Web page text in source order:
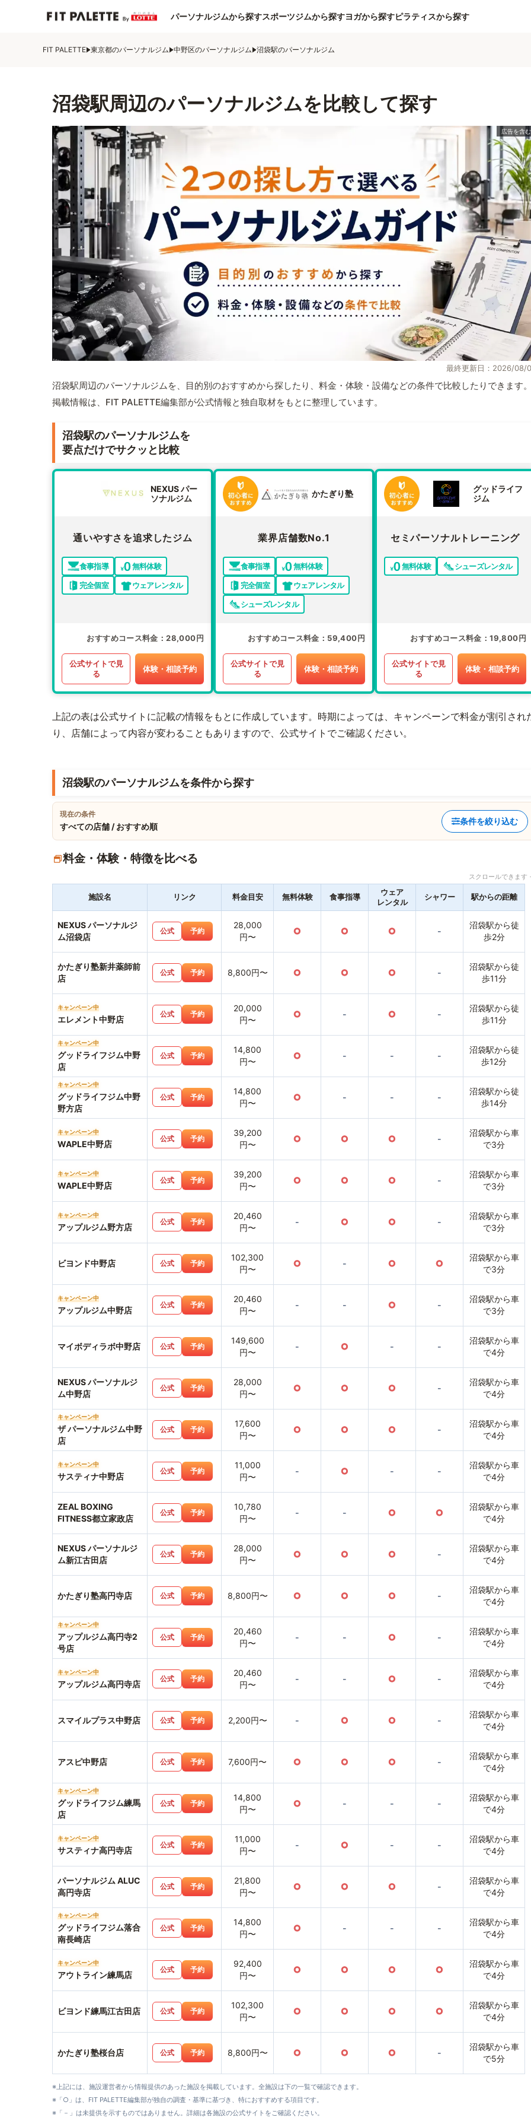
パーソナルジムから探すスポーツジムから探すヨガから探すピラティスから探す
FIT PALETTE 東京都のパーソナルジム 中野区のパーソナルジム 沼袋駅のパーソナルジム
沼袋駅周辺のパーソナルジムを比較して探す
最終更新日：2026/08/
沼袋駅周辺のパーソナルジムを、目的別のおすすめから探したり、料金・体験・設備などの条件で比較したりできます
掲載情報は、FIT PALETTE編集部が公式情報と独自取材をもとに整理しています。
沼袋駅のパーソナルジムを
要点だけでサクッと比較
NEXUS パー
ソナルジム
通いやすさを追求したジム
食事指導
無料体験
完全個室
ウェアレンタル
おすすめコース料金 28,000円
公式サイトで見
る
体験・相談予約
かたぎり塾
業界店舗数No.1
食事指導
無料体験
完全個室
ウェアレンタル
シューズレンタル
おすすめコース料金 59,400円
公式サイトで見
る
体験・相談予約
グッドライフ
ジム
セミパーソナルトレーニング
無料体験 シューズレンタル
おすすめコース料金 19,800円
公式サイトで見
る
体験・相談予約
上記の表は公式サイトに記載の情報をもとに作成しています。時期によっては、キャンペーンで料金が割引され
り、店舗によって内容が変わることもありますので、公式サイトでご確認ください。
沼袋駅のパーソナルジムを条件から探す
現在の条件
すべての店舗 / おすすめ順
条件を絞り込む
料金・体験・特徴を比べる
スクロールできま
施設名 リンク 料金目安 無料体験 食事指導
ウェア
レンタル
シャワー 駅からの距離
NEXUS パーソナルジ
ム沼袋店
公式 予約
28,000
円〜
○ ○ ○ -
沼袋駅から徒
歩2分
かたぎり塾新井薬師前
店
公式 予約 8,800円〜 ○ ○ ○ -
沼袋駅から徒
歩11分
キャンペーン中
エレメント中野店
公式 予約
20,000
円〜
○ - ○ -
沼袋駅から徒
歩11分
キャンペーン中
グッドライフジム中野
店
公式 予約
14,800
円〜
○ - - -
沼袋駅から徒
歩12分
キャンペーン中
グッドライフジム中野
野方店
公式 予約
14,800
円〜
○ - - -
沼袋駅から徒
歩14分
キャンペーン中
WAPLE中野店
公式 予約
39,200
円〜
○ ○ ○ -
沼袋駅から車
で3分
キャンペーン中
WAPLE中野店
公式 予約
39,200
円〜
○ ○ ○ -
沼袋駅から車
で3分
キャンペーン中
アップルジム野方店
公式 予約
20,460
円〜
- ○ ○ -
沼袋駅から車
で3分
ビヨンド中野店 公式 予約
102,300
円〜
○ - ○ ○
沼袋駅から車
で3分
キャンペーン中
アップルジム中野店
公式 予約
20,460
円〜
- - ○ -
沼袋駅から車
で3分
マイボディラボ中野店 公式 予約
149,600
円〜
- ○ - -
沼袋駅から車
で4分
NEXUS パーソナルジ
ム中野店
公式 予約
28,000
円〜
○ ○ ○ -
沼袋駅から車
で4分
キャンペーン中
ザ パーソナルジム中野
店
公式 予約
17,600
円〜
○ ○ ○ -
沼袋駅から車
で4分
キャンペーン中
サスティナ中野店
公式 予約
11,000
円〜
- ○ - -
沼袋駅から車
で4分
ZEAL BOXING
FITNESS都立家政店
公式 予約
10,780
円〜
- - ○ ○
沼袋駅から車
で4分
NEXUS パーソナルジ
ム新江古田店
公式 予約
28,000
円〜
○ ○ ○ -
沼袋駅から車
で4分
かたぎり塾高円寺店 公式 予約 8,800円〜 ○ ○ ○ -
沼袋駅から車
で4分
キャンペーン中
アップルジム高円寺2
号店
公式 予約
20,460
円〜
- - ○ -
沼袋駅から車
で4分
キャンペーン中
アップルジム高円寺店
公式 予約
20,460
円〜
- - ○ -
沼袋駅から車
で4分
スマイルプラス中野店 公式 予約 2,200円〜 - ○ ○ -
沼袋駅から車
で4分
アスピ中野店 公式 予約 7,600円〜 ○ ○ ○ -
沼袋駅から車
で4分
キャンペーン中
グッドライフジム練馬
店
公式 予約
14,800
円〜
○ - - -
沼袋駅から車
で4分
キャンペーン中
サスティナ高円寺店
公式 予約
11,000
円〜
- ○ - -
沼袋駅から車
で4分
パーソナルジム ALUC
高円寺店
公式 予約
21,800
円〜
○ ○ ○ -
沼袋駅から車
で4分
キャンペーン中
グッドライフジム落合
南長崎店
公式 予約
14,800
円〜
○ - - -
沼袋駅から車
で4分
キャンペーン中
アウトライン練馬店
公式 予約
92,400
円〜
○ ○ ○ ○
沼袋駅から車
で4分
ビヨンド練馬江古田店 公式 予約
102,300
円〜
○ ○ ○ ○
沼袋駅から車
で4分
かたぎり塾桜台店 公式 予約 8,800円〜 ○ ○ ○ -
沼袋駅から車
で5分
※上記には、施設運営者から情報提供のあった施設を掲載しています。全施設は下の一覧で確認できます。
※「○」は、FIT PALETTE編集部が独自の調査・基準に基づき、特におすすめする項目です。
※「－」は未提供を示すものではありません。詳細は各施設の公式サイトをご確認ください。